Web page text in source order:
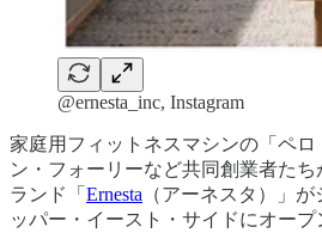
@ernesta_inc, Instagram
家庭用フィットネスマシンの「ペロ
ン・フォーリーなど共同創業者た
ランド「 Ernesta （アーネスタ）」
ッパー・イースト・サイドにオー